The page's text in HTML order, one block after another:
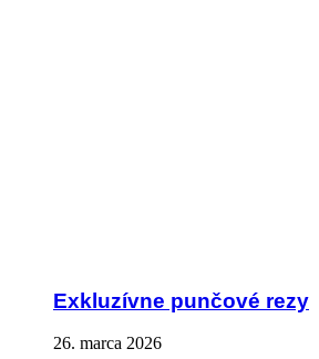
Exkluzívne punčové rezy
26. marca 2026